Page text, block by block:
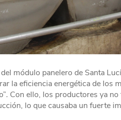
módulo panelero de Santa
la eficiencia energética de los
. Con ello, los productores ya
lo que causaba un fuerte